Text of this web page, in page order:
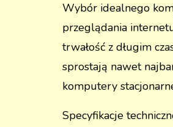
Wybór idealnego
przeglądania
trwałość z długim
sprostają nawet
komputery
Specyfikacje